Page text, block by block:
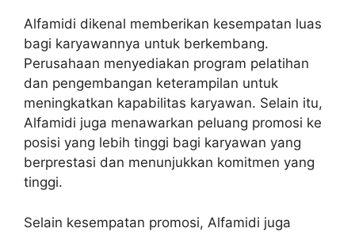
Alfamidi dikenal memberikan kesempatan luas
bagi karyawannya untuk berkembang.
Perusahaan menyediakan program pelatihan
dan pengembangan keterampilan untuk
meningkatkan kapabilitas karyawan. Selain itu,
Alfamidi juga menawarkan peluang promosi ke
posisi yang lebih tinggi bagi karyawan yang
berprestasi dan menunjukkan komitmen yang
tinggi.
Selain kesempatan promosi, Alfamidi juga